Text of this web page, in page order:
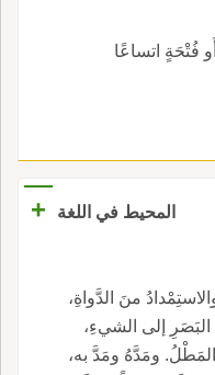
فُتْحَةٍ اتساعًا
المحيط في اللغة
+
منَ الدَّواةِ،
إلى الشيءِ،
ومَدَّهُ ومَدَّ به،